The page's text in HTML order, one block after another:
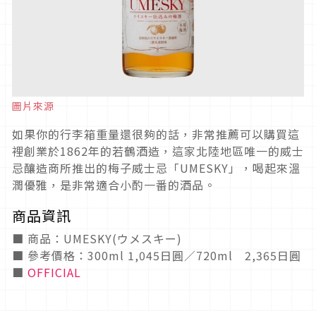
圖片來源
如果你的行李箱重量還很夠的話，非常推薦可以購買這
裡創業於1862年的若鶴酒造，這家北陸地區唯一的威士
忌釀造商所推出的梅子威士忌「UMESKY」，喝起來溫
潤優雅，是非常適合小酌一番的酒品。
商品資訊
■ 商品：UMESKY(ウメスキー)
■ 參考價格：300ml 1,045日圓／720ml 2,365日圓
■ OFFICIAL